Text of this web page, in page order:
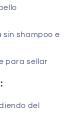
sin shampoo e
para sellar
del